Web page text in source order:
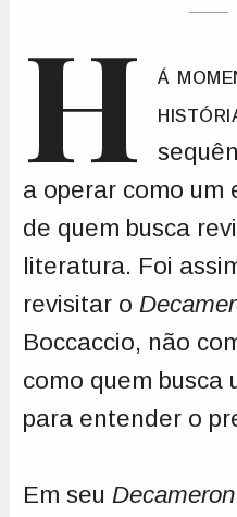
H
á
a operar como um
de quem busca
literatura. Foi
revisitar o
Boccaccio, não
como quem busca
para entender o
Em seu Decameron